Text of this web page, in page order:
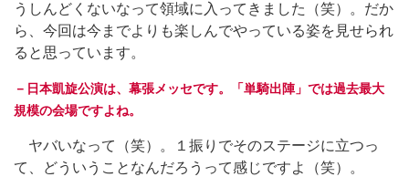
うしんどくないなって領域に入ってきました（笑）。だか
ら、今回は今までよりも楽しんでやっている姿を見せられ
ると思っています。
－日本凱旋公演は、幕張メッセです。「単騎出陣」では過去最大
規模の会場ですよね。
ヤバいなって（笑）。１振りでそのステージに立つっ
て、どういうことなんだろうって感じですよ（笑）。